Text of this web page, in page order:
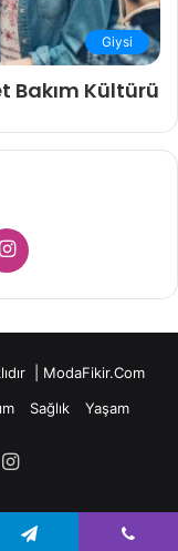
Giysi
Bakım Kültürü
Instagram
| ModaFikir.Com
Sağlık Yaşam
Instagram